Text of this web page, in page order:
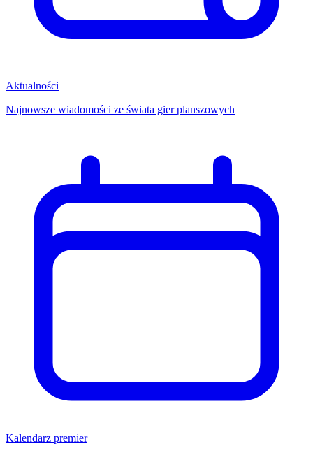
Aktualności
Najnowsze wiadomości ze świata gier planszowych
Kalendarz premier